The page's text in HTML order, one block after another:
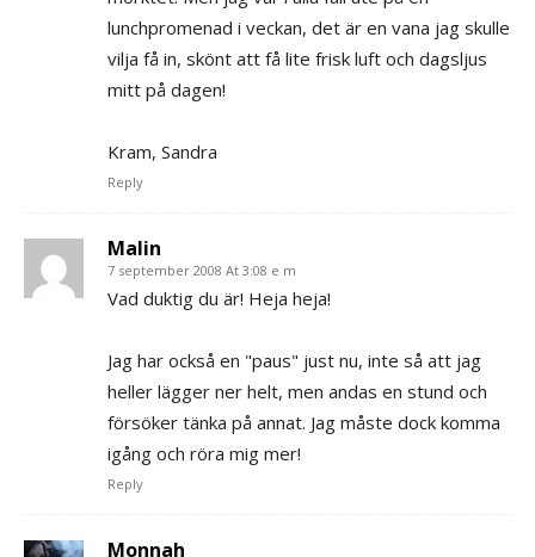
lunchpromenad i veckan, det är en vana jag skulle
vilja få in, skönt att få lite frisk luft och dagsljus
mitt på dagen!
Kram, Sandra
Reply
Malin
7 september 2008 At 3:08 e m
Vad duktig du är! Heja heja!
Jag har också en "paus" just nu, inte så att jag
heller lägger ner helt, men andas en stund och
försöker tänka på annat. Jag måste dock komma
igång och röra mig mer!
Reply
Monnah